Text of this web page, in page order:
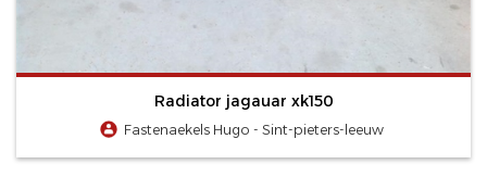
Radiator jagauar xk150
Fastenaekels Hugo - Sint-pieters-leeuw